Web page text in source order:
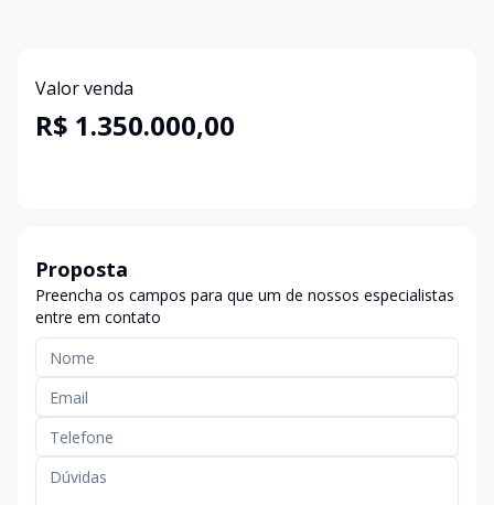
Valor venda
R$ 1.350.000,00
Proposta
Preencha os campos para que um de nossos especialistas
entre em contato